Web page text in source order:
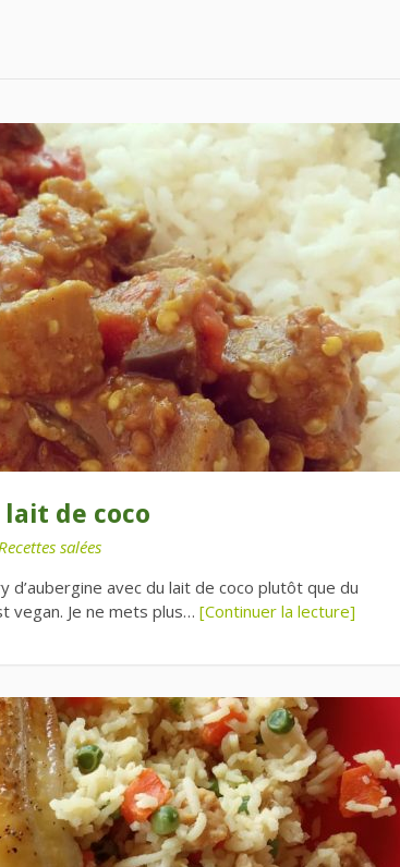
lait de coco
salées
d’aubergine avec du lait de coco plutôt que du
vegan. Je ne mets plus… [Continuer la lecture]